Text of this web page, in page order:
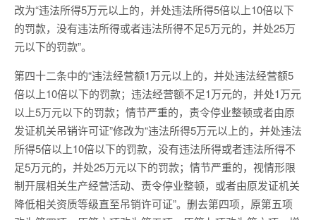
改为“违法所得5万元以上的，并处违法所得5倍以上10倍以下
的罚款，没有违法所得或者违法所得不足5万元的，并处25万
元以下的罚款”。
第四十二条中的“违法经营额1万元以上的，并处违法经营额5
倍以上10倍以下的罚款；违法经营额不足1万元的，并处1万元
以上5万元以下的罚款；情节严重的，责令停业整顿或者由原
发证机关吊销许可证”修改为“违法所得5万元以上的，并处违法
所得5倍以上10倍以下的罚款，没有违法所得或者违法所得不
足5万元的，并处25万元以下的罚款；情节严重的，视情形限
制开展相关生产经营活动、责令停业整顿，或者由原发证机关
降低相关资质等级直至吊销许可证”。删去第四项，原第五项